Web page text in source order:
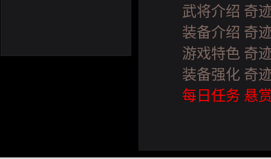
武将介绍 奇
装备介绍 奇
游戏特色 奇
装备强化 奇
每日任务 悬